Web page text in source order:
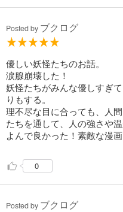
Posted by ブクログ
優しい妖怪たちのお話。
涙腺崩壊した！
妖怪たちがみんな優しすぎ
りもする。
理不尽な目に合っても、人
たちを通して、人の強さや
よんで良かった！素敵な漫画
0
Posted by ブクログ